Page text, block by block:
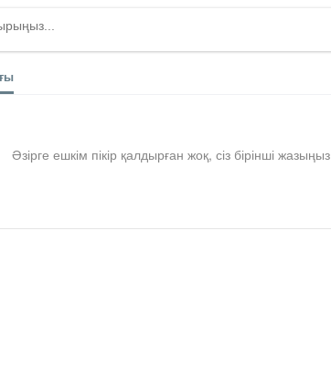
Әзірге ешкім пікір қалдырған жоқ, сіз бірінші жазыңыз